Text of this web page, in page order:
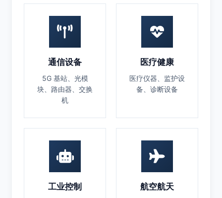
通信设备
5G 基站、光模
块、路由器、交换
机
医疗健康
医疗仪器、监护设
备、诊断设备
工业控制 航空航天